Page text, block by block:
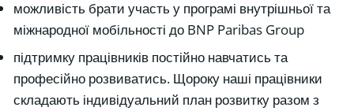
можливість брати участь у програмі внутрішньої та
міжнародної мобільності до BNP Paribas Group
підтримку працівників постійно навчатись та
професійно розвиватись. Щороку наші працівники
складають індивідуальний план розвитку разом з